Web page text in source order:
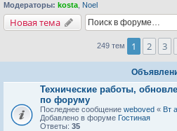
Модераторы: kosta Noel
Новая тема
249 тем 1 2 3
Технические работы,
по форуму
Последнее сообщение weboved « Вт
Добавлено в форуме Гостиная
Ответы: 35